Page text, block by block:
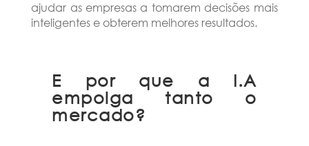
ajudar as empresas a tomarem decisões mais
inteligentes e obterem melhores resultados.
E por que a I.A
empolga tanto o
mercado?